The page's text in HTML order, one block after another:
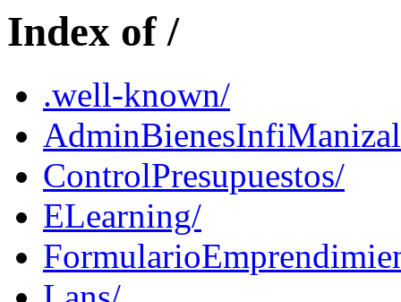
Index of /
.well-known/
ControlPresupuestos/
ELearning/